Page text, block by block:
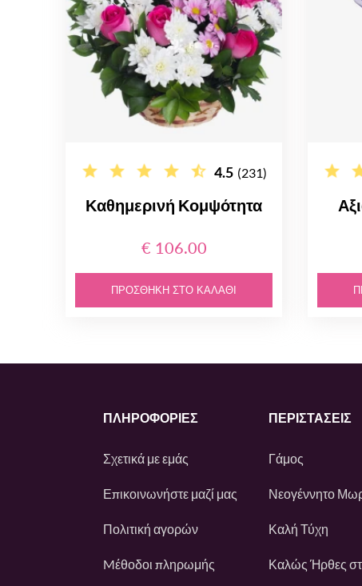
4.5 (231)
Καθημερινή Κομψότητα
€ 106.00
ΠΡΟΣΘΉΚΗ ΣΤΟ ΚΑΛΆΘΙ
ΠΛΗΡΟΦΟΡΙΕΣ
Σχετικά με εμάς
Επικοινωνήστε μαζί μας
Πολιτική αγορών
Mέθοδοι πληρωμής
ΠΕΡΙΣΤΆΣΕΙΣ
Γάμος
Νεογέννητο
Καλή Τύχη
Καλώς Ήρθες